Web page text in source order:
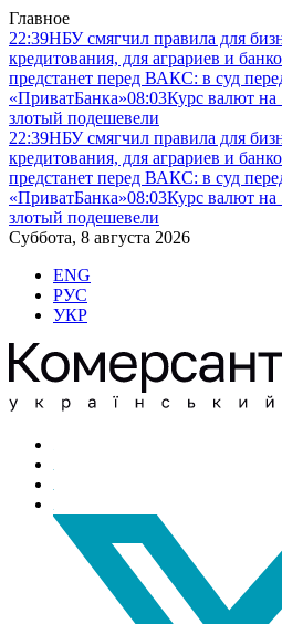
Главное
22:39НБУ смягчил правила для
кредитования, для аграриев и
предстанет перед ВАКС: в суд
«ПриватБанка»08:03Курс валют на
злотый подешевели
22:39НБУ смягчил правила для
кредитования, для аграриев и
предстанет перед ВАКС: в суд
«ПриватБанка»08:03Курс валют на
злотый подешевели
Суббота, 8 августа 2026
ENG
РУС
УКР